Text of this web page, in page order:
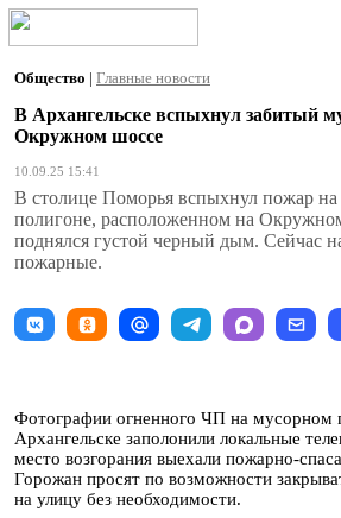
Общество | Главные новости
В Архангельске вспыхнул забитый
Окружном шоссе
10.09.25 15:41
В столице Поморья вспыхнул пожар
полигоне, расположенном на
поднялся густой черный дым. Сейчас
пожарные.
Фотографии огненного ЧП на мусорном
Архангельске заполонили локальные
место возгорания выехали пожарно-
Горожан просят по возможности
на улицу без необходимости.